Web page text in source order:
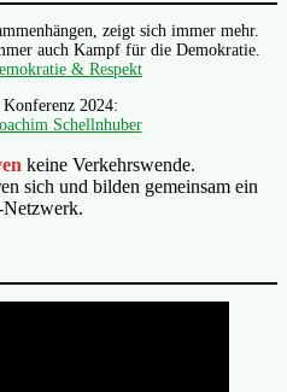
zeigt sich immer mehr.
auch Kampf für die Demokratie.
& Respekt
2024:
Schellnhuber
keine Verkehrswende.
sich und bilden gemeinsam ein
Netzwerk.